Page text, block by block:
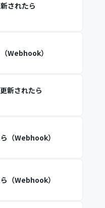
されたら
Webhook）
新されたら
（Webhook）
（Webhook）